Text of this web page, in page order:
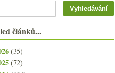
článků...
(35)
(72)